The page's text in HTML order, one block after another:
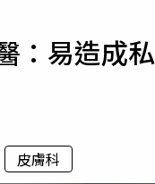
：易造成私
皮膚科